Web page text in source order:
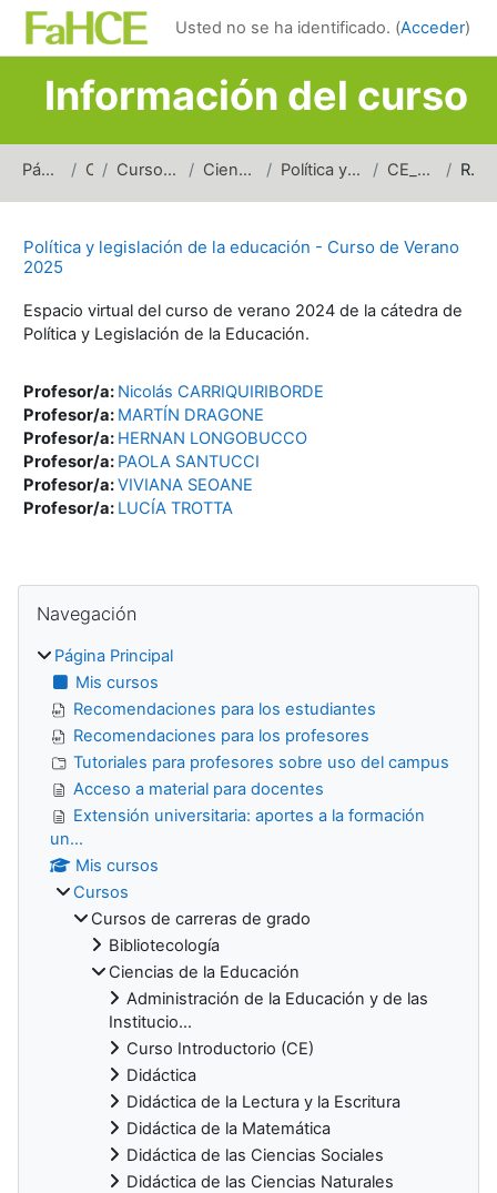
Salta al contenido principal
Usted no se ha identificado. (Acceder)
Información del curso
Página Principal Cursos Cursos de carreras de grado Ciencias de la Educación Política y Legislación de la Educación CE_PLSE_Verano_2025 Resumen
Política y legislación de la educación - Curso de Verano
2025
Espacio virtual del curso de verano 2024 de la cátedra de
Política y Legislación de la Educación.
Profesor/a: Nicolás CARRIQUIRIBORDE
Profesor/a: MARTÍN DRAGONE
Profesor/a: HERNAN LONGOBUCCO
Profesor/a: PAOLA SANTUCCI
Profesor/a:VIVIANA SEOANE
Profesor/a: LUCÍA TROTTA
Bloques
Navegación
Página Principal
Mis cursos
Recomendaciones para los estudiantes
Recomendaciones para los profesores
Tutoriales para profesores sobre uso del campus
Acceso a material para docentes
Extensión universitaria: aportes a la formación
un...
Mis cursos
Cursos
Cursos de carreras de grado
Bibliotecología
Ciencias de la Educación
Administración de la Educación y de las
Institucio...
Curso Introductorio (CE)
Didáctica
Didáctica de la Lectura y la Escritura
Didáctica de la Matemática
Didáctica de las Ciencias Sociales
Didáctica de las Ciencias Naturales